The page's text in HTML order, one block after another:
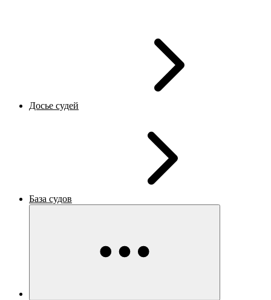
Досье судей
База судов